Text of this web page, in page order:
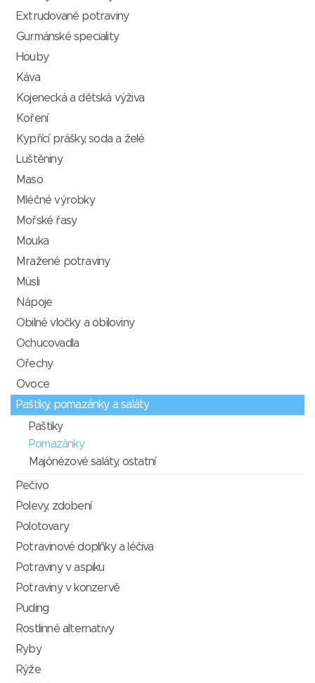
Extrudované potraviny
Gurmánské speciality
Houby
Káva
Kojenecká a dětská výživa
Koření
Kypřící prášky, soda a želé
Luštěniny
Maso
Mléčné výrobky
Mořské řasy
Mouka
Mražené potraviny
Müsli
Nápoje
Obilné vločky a obiloviny
Ochucovadla
Ořechy
Ovoce
Paštiky, pomazánky a saláty
Paštiky
Pomazánky
Majónézové saláty, ostatní
Pečivo
Polevy, zdobení
Polotovary
Potravinové doplňky a léčiva
Potraviny v aspiku
Potraviny v konzervě
Puding
Rostlinné alternativy
Ryby
Rýže